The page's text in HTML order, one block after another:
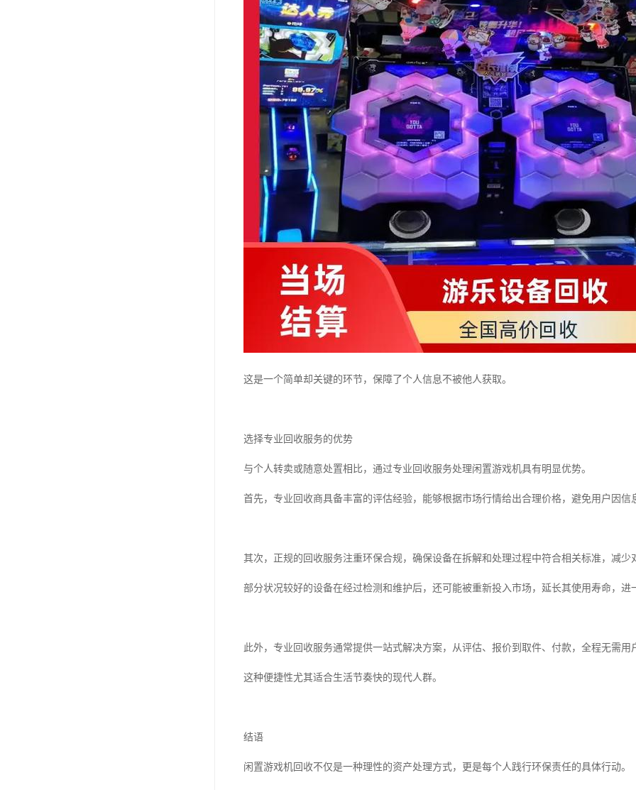
这是一个简单却关键的环节，保障了个人信息不被他人获取。
选择专业回收服务的优势
与个人转卖或随意处置相比，通过专业回收服务处理闲置游戏机具有明显优势。
首先，专业回收商具备丰富的评估经验，能够根据市场行情给出合理价格，避免用户因信
其次，正规的回收服务注重环保合规，确保设备在拆解和处理过程中符合相关标准，减少
部分状况较好的设备在经过检测和维护后，还可能被重新投入市场，延长其使用寿命，进
此外，专业回收服务通常提供一站式解决方案，从评估、报价到取件、付款，全程无需用
这种便捷性尤其适合生活节奏快的现代人群。
结语
闲置游戏机回收不仅是一种理性的资产处理方式，更是每个人践行环保责任的具体行动。